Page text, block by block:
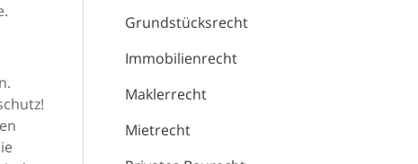
Grundstücksrecht
Immobilienrecht
Maklerrecht
Mietrecht